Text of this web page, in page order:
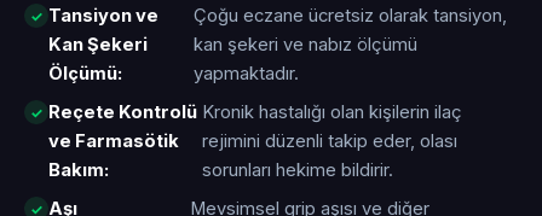
Tansiyon ve
Kan Şekeri
Ölçümü:
Çoğu eczane ücretsiz olarak tansiyon,
kan şekeri ve nabız ölçümü
yapmaktadır.
Reçete Kontrolü
ve Farmasötik
Bakım:
Kronik hastalığı olan kişilerin ilaç
rejimini düzenli takip eder, olası
sorunları hekime bildirir.
Aşı
Mevsimsel grip aşısı ve diğer